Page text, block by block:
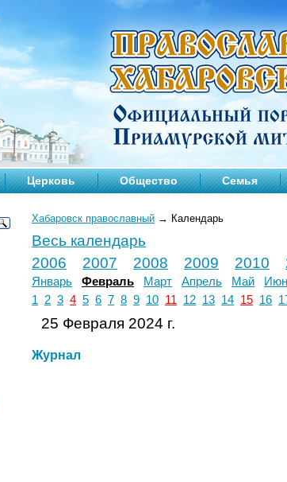
Церковь Общество Семья
Хабаровск православный → Календарь
Весь календарь
2006
2007 2008 2009 2010
Январь Февраль Март Апрель Май
1
2 3 4 5 6 7 8 9 10 11 12 13 14 15 16
25 Февраля 2024 г.
Журнал